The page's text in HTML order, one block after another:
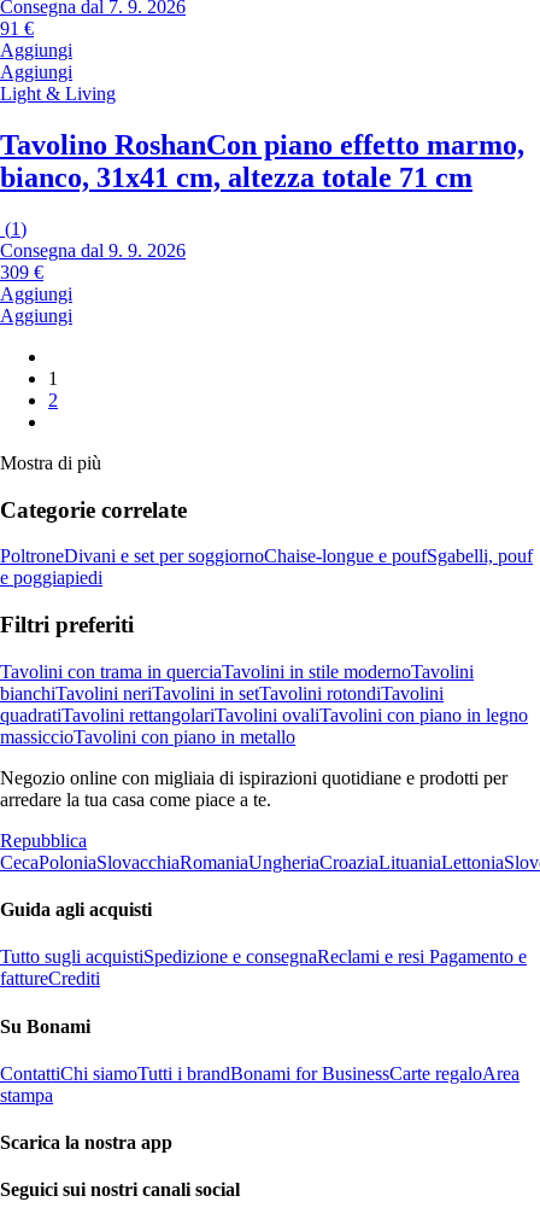
Consegna dal 7. 9. 2026
91 €
Aggiungi
Aggiungi
Light & Living
Tavolino RoshanCon piano effetto marmo,
bianco, 31x41 cm, altezza totale 71 cm
(1)
Consegna dal 9. 9. 2026
309 €
Aggiungi
Aggiungi
1
2
Mostra di più
Categorie correlate
PoltroneDivani e set per soggiornoChaise-longue e poufSgabelli, pouf
e poggiapiedi
Filtri preferiti
Tavolini con trama in querciaTavolini in stile modernoTavolini
bianchiTavolini neriTavolini in setTavolini rotondiTavolini
quadratiTavolini rettangolariTavolini ovaliTavolini con piano in legno
massiccioTavolini con piano in metallo
Negozio online con migliaia di ispirazioni quotidiane e prodotti per
arredare la tua casa come piace a te.
Repubblica
CecaPoloniaSlovacchiaRomaniaUngheriaCroaziaLituaniaLettonia
Guida agli acquisti
Tutto sugli acquistiSpedizione e consegnaReclami e resi Pagamento e
fattureCrediti
Su Bonami
ContattiChi siamoTutti i brandBonami for BusinessCarte regaloArea
stampa
Scarica la nostra app
Seguici sui nostri canali social